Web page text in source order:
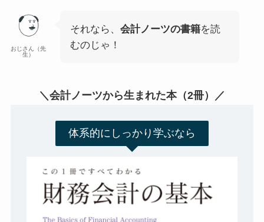
おじさん（先
生）
それなら、 会計ノーツの書籍を読
むのじゃ！
＼会計ノーツから生まれた本（2冊）／
体系的にしっかり学ぶなら